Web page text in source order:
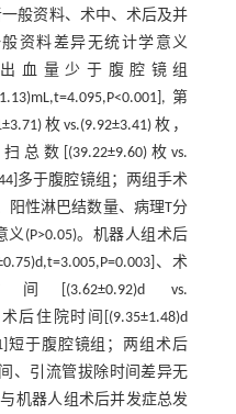
般资料、术中、术后及并
资料差异无统计学意义
出血量少于腹腔镜组
第
枚vs.(9.92±3.41)枚，
总数[(39.22±9.60)枚vs.
多于腹腔镜组；两组手术
阳性淋巴结数量、病理T分
(P>0.05)。机器人组术后
、术
vs.
术后住院时间[(9.35±1.48)d
短于腹腔镜组；两组术后
、引流管拔除时间差异无
机器人组术后并发症总发